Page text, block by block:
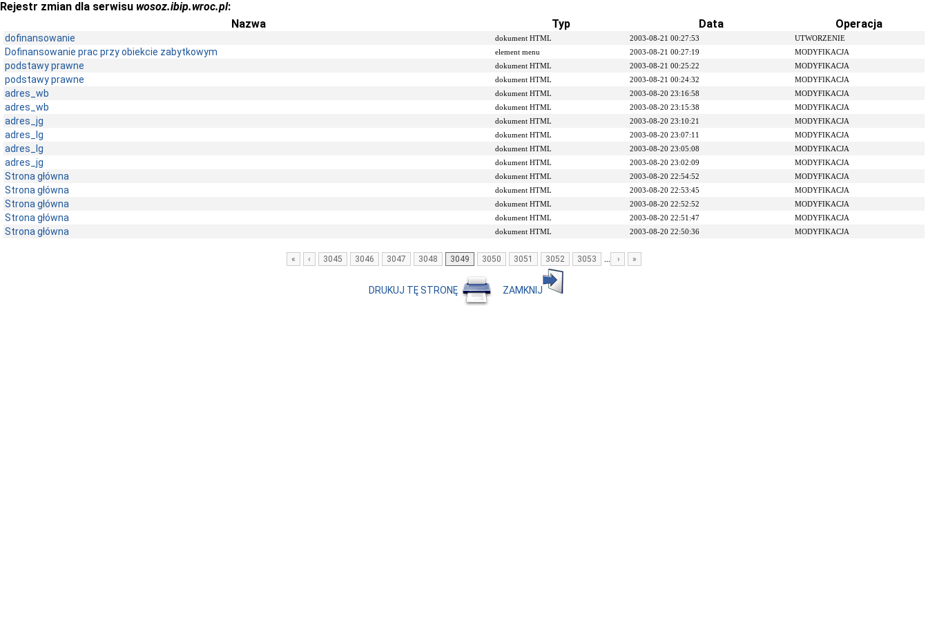
Rejestr zmian dla serwisu wosoz.ibip.wroc.pl:
Nazwa
Typ Data Operacja
dofinansowanie dokument HTML 2003-08-21 00:27:53 UTWORZENIE
Dofinansowanie prac przy obiekcie zabytkowym element menu 2003-08-21 00:27:19 MODYFIKACJA
podstawy prawne dokument HTML 2003-08-21 00:25:22 MODYFIKACJA
podstawy prawne dokument HTML 2003-08-21 00:24:32 MODYFIKACJA
adres_wb dokument HTML 2003-08-20 23:16:58 MODYFIKACJA
adres_wb dokument HTML 2003-08-20 23:15:38 MODYFIKACJA
adres_jg dokument HTML 2003-08-20 23:10:21 MODYFIKACJA
adres_lg dokument HTML 2003-08-20 23:07:11 MODYFIKACJA
adres_lg dokument HTML 2003-08-20 23:05:08 MODYFIKACJA
adres_jg dokument HTML 2003-08-20 23:02:09 MODYFIKACJA
Strona główna dokument HTML 2003-08-20 22:54:52 MODYFIKACJA
Strona główna dokument HTML 2003-08-20 22:53:45 MODYFIKACJA
Strona główna dokument HTML 2003-08-20 22:52:52 MODYFIKACJA
Strona główna dokument HTML 2003-08-20 22:51:47 MODYFIKACJA
Strona główna dokument HTML 2003-08-20 22:50:36 MODYFIKACJA
« ‹ 3045 3046 3047 3048 3049 3050 3051 3052 3053 ... › »
DRUKUJ TĘ STRONĘ ZAMKNIJ